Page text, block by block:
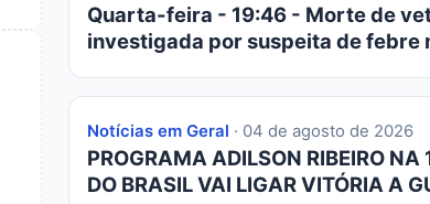
Quarta-feira - 19:46 - Morte de
investigada por suspeita de febre
Notícias em Geral · 04 de agosto de 2026
PROGRAMA ADILSON RIBEIRO
DO BRASIL VAI LIGAR VITÓRIA A